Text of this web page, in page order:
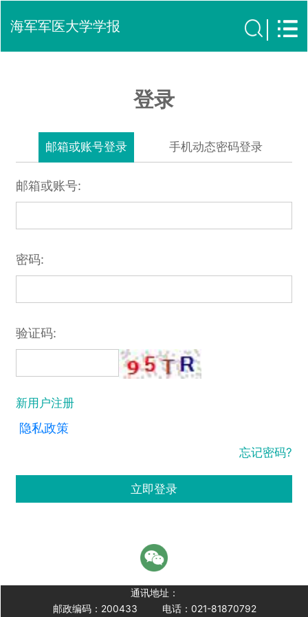
海军军医大学学报
登录
邮箱或账号登录 手机动态密码登录
邮箱或账号:
密码:
验证码:
新用户注册
隐私政策
忘记密码?
立即登录
通讯地址：
邮政编码：200433
电话：021-81870792